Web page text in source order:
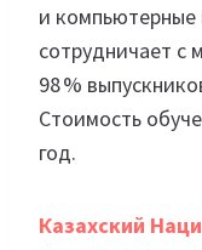
и компьютерные
сотрудничает
98 %
Стоимость
год.
Казахский